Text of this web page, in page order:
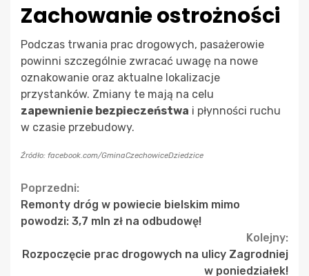
Zachowanie ostrożności
Podczas trwania prac drogowych, pasażerowie
powinni szczególnie zwracać uwagę na nowe
oznakowanie oraz aktualne lokalizacje
przystanków. Zmiany te mają na celu
zapewnienie bezpieczeństwa i płynności ruchu
w czasie przebudowy.
Źródło: facebook.com/GminaCzechowiceDziedzice
Continue
Reading
Poprzedni:
Remonty dróg w powiecie bielskim mimo
powodzi: 3,7 mln zł na odbudowę!
Kolejny:
Rozpoczęcie prac drogowych na ulicy Zagrodniej
w poniedziałek!